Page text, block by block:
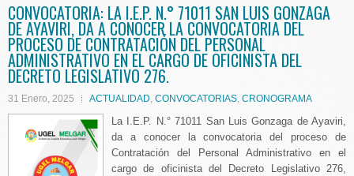
CONVOCATORIA: LA I.E.P. N.° 71011 SAN LUIS GONZAGA
DE AYAVIRI, DA A CONOCER LA CONVOCATORIA DEL
PROCESO DE CONTRATACIÓN DEL PERSONAL
ADMINISTRATIVO EN EL CARGO DE OFICINISTA DEL
DECRETO LEGISLATIVO 276.
31 Enero, 2025 ACTUALIDAD, CONVOCATORIAS, CRONOGRAMA
La I.E.P. N.° 71011 San Luis Gonzaga de Ayaviri,
da a conocer la convocatoria del proceso de
Contratación del Personal Administrativo en el
cargo de oficinista del Decreto Legislativo 276,